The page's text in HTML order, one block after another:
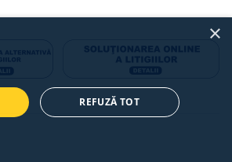
×
REFUZĂ TOT